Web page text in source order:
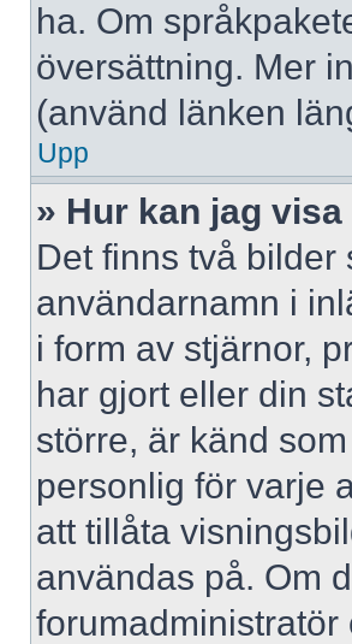
ha. Om
översättning. Mer
(använd länken
Upp
» Hur kan jag
Det finns två bilder
användarnamn i
i form av stjärnor,
har gjort eller din
större, är känd
personlig för varje
att tillåta
användas på. Om